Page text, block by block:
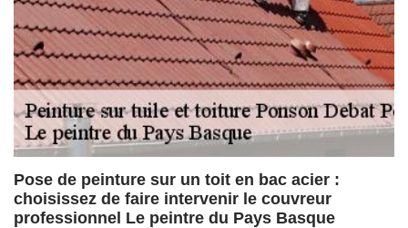
Pose de peinture sur un toit en bac acier :
choisissez de faire intervenir le couvreur
professionnel Le peintre du Pays Basque